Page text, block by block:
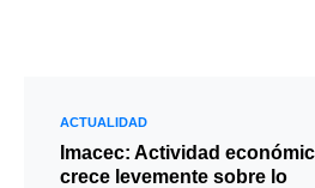
ACTUALIDAD
Imacec: Actividad
crece levemente sobre lo